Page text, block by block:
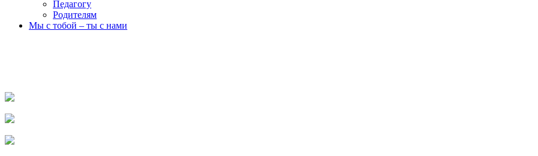
Педагогу
Родителям
Мы с тобой – ты с нами